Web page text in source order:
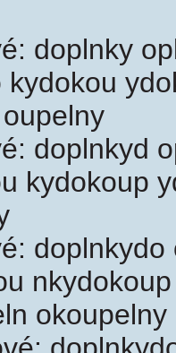
doplnky
kydokou
doplnkyd
kydokoup
okoupelny